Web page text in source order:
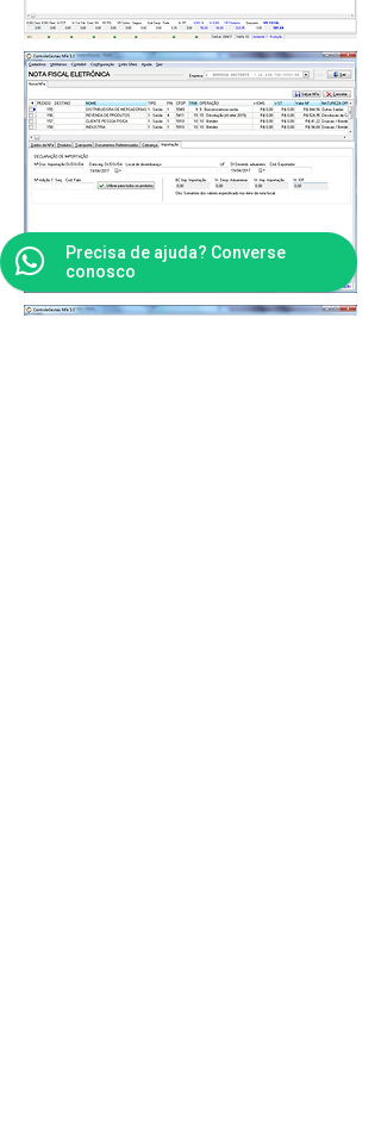
Precisa de ajuda? Converse
conosco